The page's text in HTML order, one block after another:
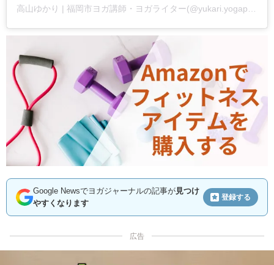
高山ゆかり | 福岡市ヨガ講師・ヨガライター(@yukari.yogapila)がシェアした投稿
Google Newsでヨガジャーナルの記事が見つけ
やすくなります
登録する
広告